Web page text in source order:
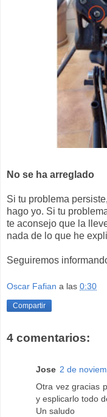
No se ha arreglado
Si tu problema
hago yo. Si tu
te aconsejo que la
nada de lo que he
Seguiremos
Oscar Fafian a las 0:30
Compartir
4 comentarios:
Jose 2 de
Otra vez gracias
y esplicarlo todo
Un saludo